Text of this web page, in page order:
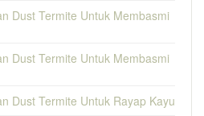
Dust Termite Untuk Membasmi
Dust Termite Untuk Membasmi
Dust Termite Untuk Rayap Kayu